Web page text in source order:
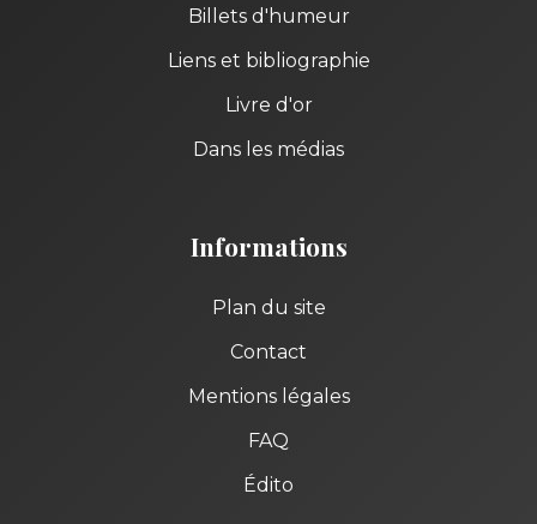
Billets d'humeur
Liens et bibliographie
Livre d'or
Dans les médias
Informations
Plan du site
Contact
Mentions légales
FAQ
Édito